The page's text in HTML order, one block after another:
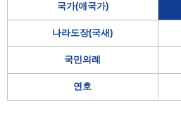
국가(애국가)
나라도장(국새)
국민의례
연호